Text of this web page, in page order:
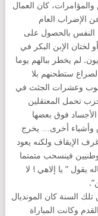
كان العمال
الإضراب العام
النفس بالحصول على
لختان الإبن البكر في
لم يخطر ببالهم يوما
ستطحنهم بلا
وعشرات الجثث في
تحمل المعتقلين
فوق بعضها
وأشياء أخرى… يخرج
الإيقاف ولكنه يعود
فينسحب متمتما
” يا إلاهي ! لا
السنة كان المونديال
وكانت المباراة